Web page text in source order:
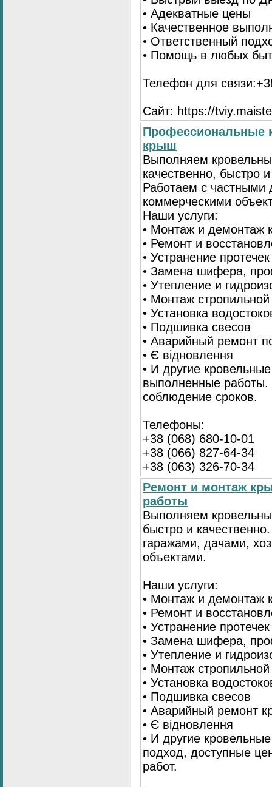
• Адекватные цены
• Качественное
• Ответственный
• Помощь в любых
Телефон для
Сайт: https://
Профессиональные
крыш
Выполняем
качественно, быстро
Работаем с
коммерческими
Наши услуги:
• Монтаж и демонтаж
• Ремонт и
• Устранение протечек
• Замена шифера,
• Утепление и
• Монтаж
• Установка
• Подшивка свесов
• Аварийный ремонт
• Є відновлення
• И другие
выполненные работы.
соблюдение сроков.
Телефоны:
+38 (068) 680-10-01
+38 (066) 827-64-34
+38 (063) 326-70-34
Ремонт и монтаж
работы
Выполняем
быстро и
гаражами, дачами,
объектами.
Наши услуги:
• Монтаж и демонтаж
• Ремонт и
• Устранение протечек
• Замена шифера,
• Утепление и
• Монтаж
• Установка
• Подшивка свесов
• Аварийный ремонт
• Є відновлення
• И другие
подход, доступные
работ.